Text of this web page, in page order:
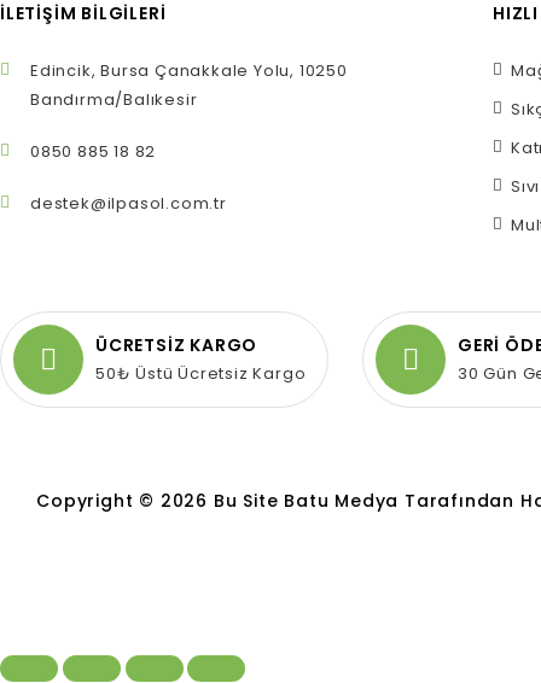
İLETIŞIM BILGILERI
Edincik, Bursa Çanakkale Yolu, 10250
Bandırma/Balıkesir
0850 885 18 82
destek@ilpasol.com.tr
ÜCRETSİZ KARGO
50₺ Üstü Ücretsiz Kargo
GERİ
30 Gün
Copyright © 2026 Bu Site Batu Medya Tarafından